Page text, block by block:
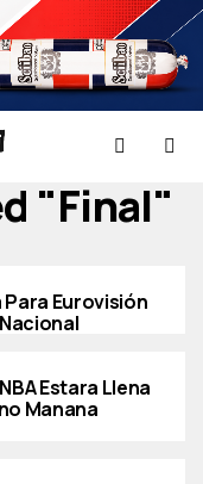
"final"
Eurovisión
Estara Llena
Manana